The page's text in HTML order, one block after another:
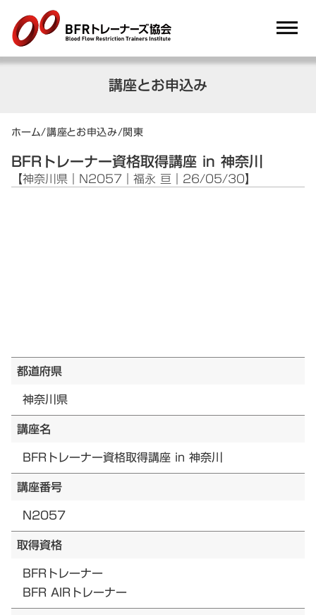
講座とお申込み
ホーム/講座とお申込み/関東
BFRトレーナー資格取得講座 in 神奈川
【神奈川県｜N2057｜福永 亘｜26/05/30】
都道府県
神奈川県
講座名
BFRトレーナー資格取得講座 in 神奈川
講座番号
N2057
取得資格
BFRトレーナー
BFR AIRトレーナー
dehaze